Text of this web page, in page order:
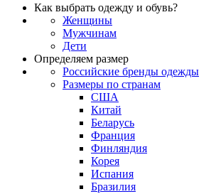
Как выбрать одежду и обувь?
Женщины
Мужчинам
Дети
Определяем размер
Российские бренды одежды
Размеры по странам
США
Китай
Беларусь
Франция
Финляндия
Корея
Испания
Бразилия